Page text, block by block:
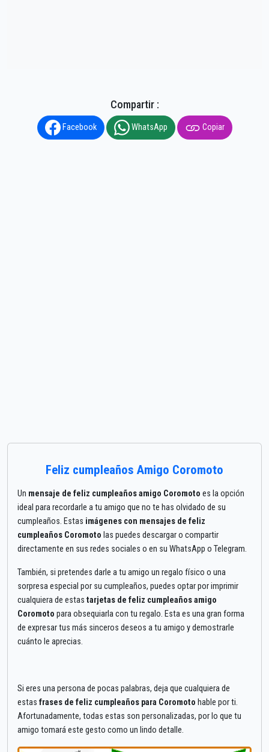
Compartir :
Facebook WhatsApp Copiar
Feliz cumpleaños Amigo Coromoto
Un mensaje de feliz cumpleaños amigo Coromoto es la opción
ideal para recordarle a tu amigo que no te has olvidado de su
cumpleaños. Estas imágenes con mensajes de feliz
cumpleaños Coromoto las puedes descargar o compartir
directamente en sus redes sociales o en su WhatsApp o Telegram.
También, si pretendes darle a tu amigo un regalo físico o una
sorpresa especial por su cumpleaños, puedes optar por imprimir
cualquiera de estas tarjetas de feliz cumpleaños amigo
Coromoto para obsequiarla con tu regalo. Esta es una gran forma
de expresar tus más sinceros deseos a tu amigo y demostrarle
cuánto le aprecias.
Si eres una persona de pocas palabras, deja que cualquiera de
estas frases de feliz cumpleaños para Coromoto hable por ti.
Afortunadamente, todas estas son personalizadas, por lo que tu
amigo tomará este gesto como un lindo detalle.